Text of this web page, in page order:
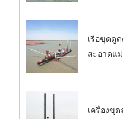
เรือขุดดู
สะอาดแ
เครื่องขุ